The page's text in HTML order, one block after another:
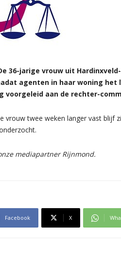
De 36-jarige vrouw uit
agenten in haar woning het
voorgeleid aan de rechter-
vrouw twee weken langer vast blijf
mediapartner Rijnmond.
Facebook X